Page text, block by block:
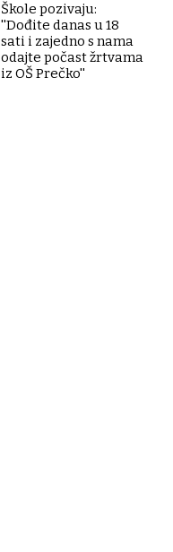
Škole pozivaju:
''Dođite danas u 18
sati i zajedno s nama
odajte počast žrtvama
iz OŠ Prečko''